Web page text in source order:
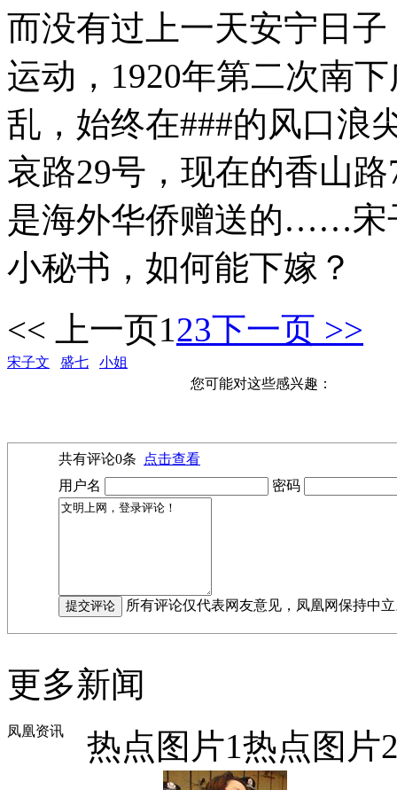
而没有过上一天安宁日
运动，1920年第二次南
乱，始终在###的风口浪
哀路29号，现在的香山
是海外华侨赠送的……宋
小秘书，如何能下嫁？
<< 上一页123下一页 >>
宋子文 盛七
小姐
您可能对这些感兴趣：
共有评论0条
点击查看
用户名
密码
所有评论仅代表网友意见，凤凰网保持中
更多新闻
凤凰资讯 热点图片1热点图片